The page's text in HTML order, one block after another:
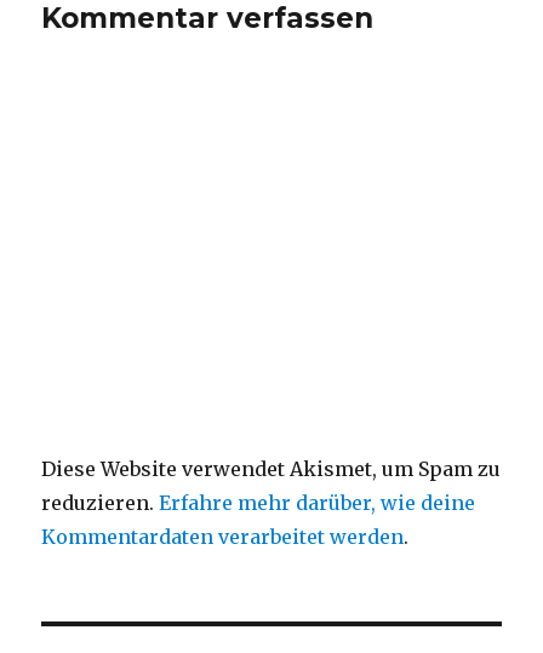
Kommentar verfassen
Diese Website verwendet Akismet, um Spam zu
reduzieren.Erfahre mehr darüber, wie deine
Kommentardaten verarbeitet werden.